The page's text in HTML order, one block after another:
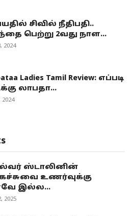
சிவில் நீதிபதி..
பெற்று 2வது நாள...
2024
Ladies Tamil Review: எப்படி
லாபதா...
2024
ஸ்டாலினின்
உணர்வுக்கு
இல்ல...
2025